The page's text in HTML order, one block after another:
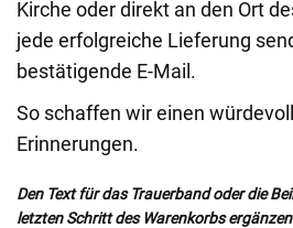
Kirche oder direkt an den Ort
jede erfolgreiche Lieferung
bestätigende E-Mail.
So schaffen wir einen
Erinnerungen.
Den Text für das Trauerband oder die
letzten Schritt des Warenkorbs ergänzen